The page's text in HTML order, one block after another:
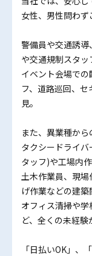
女性、男性問わず
警備員や交通誘
や交通規制スタッ
イベント会場で
フ、道路巡回、
見。
また、異業種から
タクシードライ
タッフ)や工場内
土木作業員、現
げ作業などの建築
オフィス清掃や
ど、全くの未経験
「日払いOK」、